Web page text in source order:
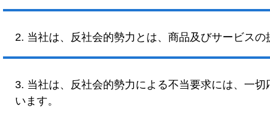
2. 当社は、反社会的勢力とは、商品及びサービス
3. 当社は、反社会的勢力による不当要求には、一
います。